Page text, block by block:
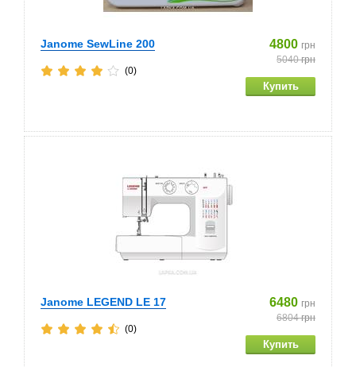
Janome SewLine 200 4800 грн
5040грн
(0)
Janome LEGEND LE 17 6480 грн
6804грн
(0)